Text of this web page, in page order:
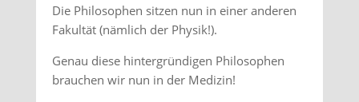
Die Philosophen sitzen nun in einer anderen
Fakultät (nämlich der Physik!).
Genau diese hintergründigen Philosophen
brauchen wir nun in der Medizin!